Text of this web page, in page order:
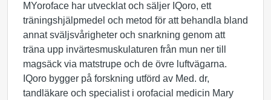
MYoroface har utvecklat och säljer IQoro, ett
träningshjälpmedel och metod för att behandla bland
annat sväljsvårigheter och snarkning genom att
träna upp invärtesmuskulaturen från mun ner till
magsäck via matstrupe och de övre luftvägarna.
IQoro bygger på forskning utförd av Med. dr,
tandläkare och specialist i orofacial medicin Mary